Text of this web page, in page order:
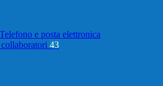
Telefono e posta elettronica
43